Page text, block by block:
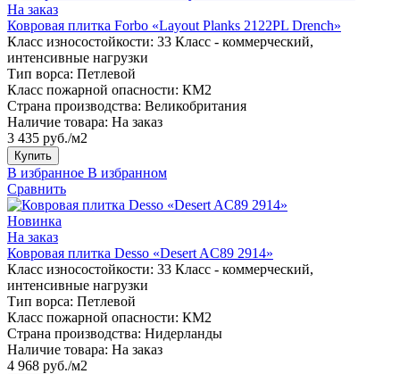
На заказ
Ковровая плитка Forbo «Layout Planks 2122PL Drench»
Класс износостойкости: 33 Класс - коммерческий,
интенсивные нагрузки
Тип ворса: Петлевой
Класс пожарной опасности: КМ2
Страна производства: Великобритания
Наличие товара: На заказ
3 435 руб./м2
Купить
В избранное В избранном
Сравнить
Новинка
На заказ
Ковровая плитка Desso «Desert AC89 2914»
Класс износостойкости: 33 Класс - коммерческий,
интенсивные нагрузки
Тип ворса: Петлевой
Класс пожарной опасности: КМ2
Страна производства: Нидерланды
Наличие товара: На заказ
4 968 руб./м2